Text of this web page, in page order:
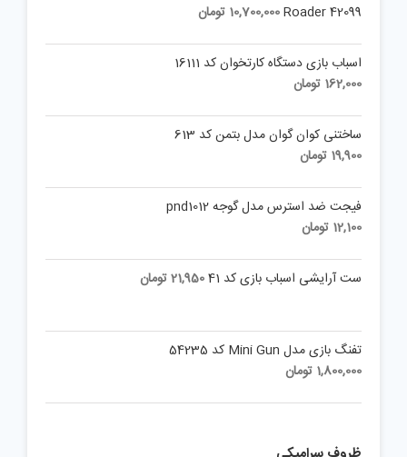
Roader 42099
10,700,000 تومان
اسباب بازی دستگاه کارتخوان کد 16111
162,000 تومان
ساختنی کوان گوان مدل بتمن کد 613
19,900 تومان
فیجت ضد استرس مدل گوجه pnd1012
12,100 تومان
ست آرایشی اسباب بازی کد 41 21,950تومان
تفنگ بازی مدل Mini Gun کد 54235
1,800,000 تومان